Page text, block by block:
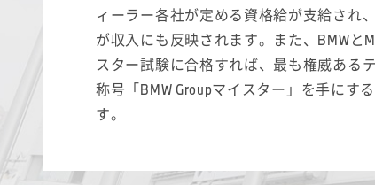
ィーラー各社が定める資格給が支給され
が収入にも反映されます。また、BMWと
スター試験に合格すれば、最も権威ある
称号「BMW Groupマイスター」を手にす
す。